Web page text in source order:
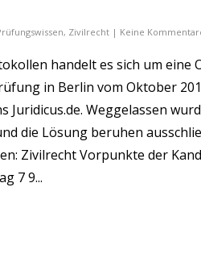
, Zivilrecht | Keine
handelt es sich um eine
in Berlin vom Oktober
Weggelassen
die Lösung beruhen
Zivilrecht Vorpunkte der
7 9...